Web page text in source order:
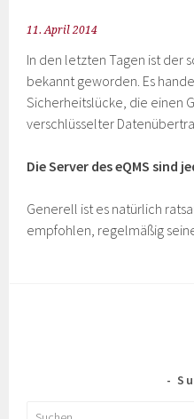
11. April 2014
In den letzten Tagen ist der
bekannt geworden. Es
Sicherheitslücke, die einen
verschlüsselter
Die Server des eQMS sind
Generell ist es natürlich
empfohlen, regelmäßig